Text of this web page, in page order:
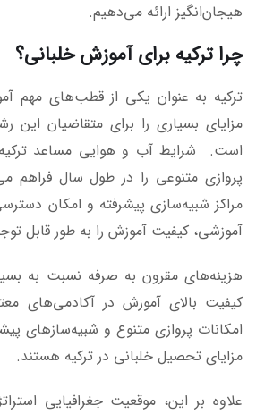
هیجان‌انگیز ارائه می‌دهیم.
چرا ترکیه برای آموزش خلبانی؟
ترکیه به عنوان یکی از قطب‌های مهم
مزایای بسیاری را برای متقاضیان این
است. شرایط آب و هوایی مساعد ترکیه
پروازی متنوعی را در طول سال فراهم
مراکز شبیه‌سازی پیشرفته و امکان
آموزشی، کیفیت آموزش را به طور قابل
هزینه‌های مقرون به صرفه نسبت به
کیفیت بالای آموزش در آکادمی‌های
امکانات پروازی متنوع و شبیه‌سازهای
مزایای تحصیل خلبانی در ترکیه هستند.
علاوه بر این، موقعیت جغرافیایی